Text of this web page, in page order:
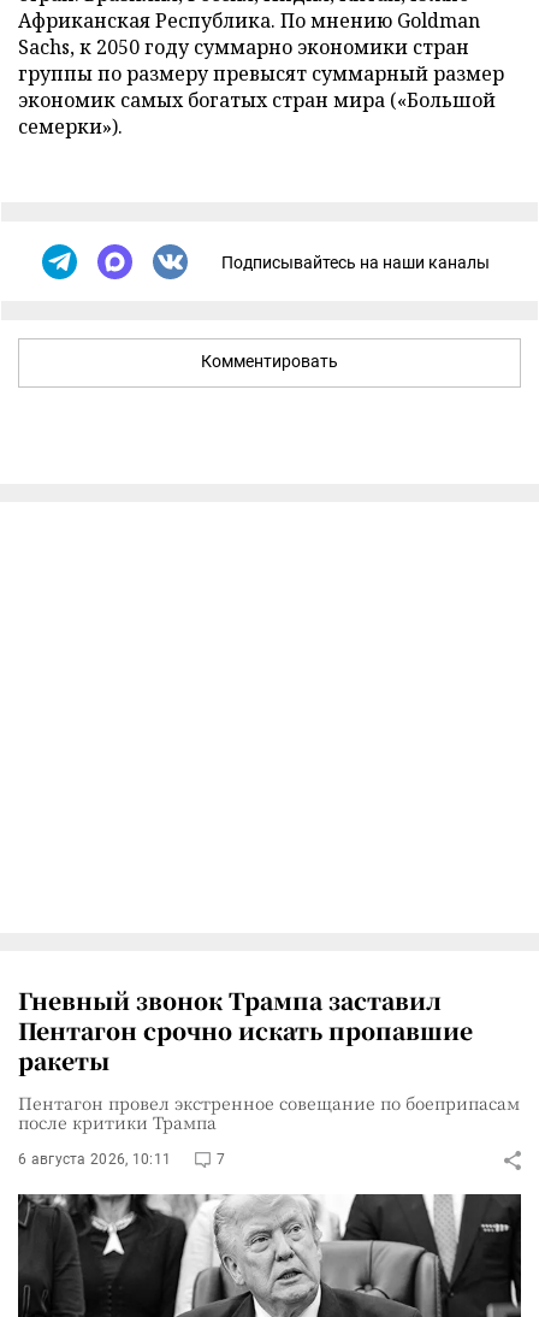
Африканская Республика. По мнению Goldman
Sachs, к 2050 году суммарно экономики стран
группы по размеру превысят суммарный размер
экономик самых богатых стран мира («Большой
семерки»).
Подписывайтесь на наши каналы
Комментировать
Гневный звонок Трампа заставил
Пентагон срочно искать пропавшие
ракеты
Пентагон провел экстренное совещание по боеприпасам
после критики Трампа
6 августа 2026, 10:11 7